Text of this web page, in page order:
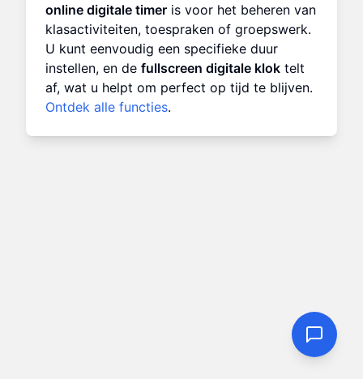
online digitale timer is voor het beheren van
klasactiviteiten, toespraken of groepswerk.
U kunt eenvoudig een specifieke duur
instellen, en de fullscreen digitale klok telt
af, wat u helpt om perfect op tijd te blijven.
Ontdek alle functies.